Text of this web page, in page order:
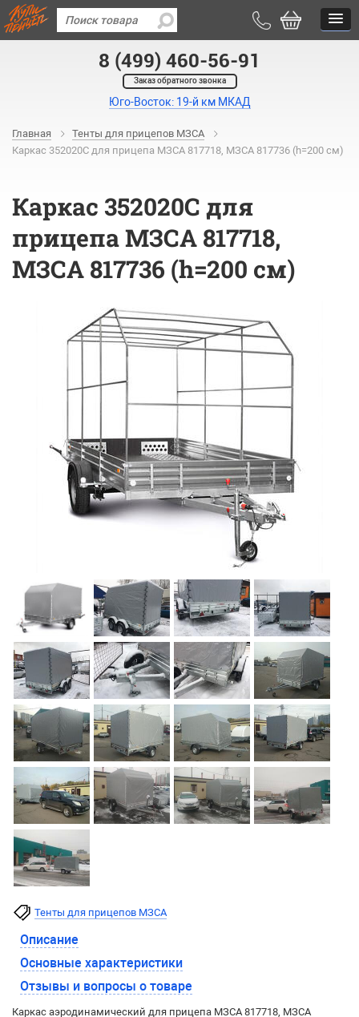
8 (499) 460-56-91
Заказ обратного звонка
Юго-Восток: 19-й км МКАД
Главная
Тенты для прицепов МЗСА
Каркас 352020С для прицепа МЗСА 817718, МЗСА 817736 (h=200 см)
Каркас 352020С для
прицепа МЗСА 817718,
МЗСА 817736 (h=200 см)
Тенты для прицепов МЗСА
Описание
Основные характеристики
Отзывы и вопросы о товаре
Каркас аэродинамический для прицепа МЗСА 817718, МЗСА